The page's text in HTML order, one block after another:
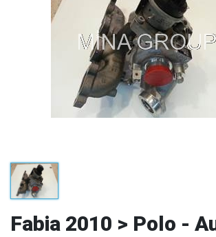
Fabia 2010 > Polo -